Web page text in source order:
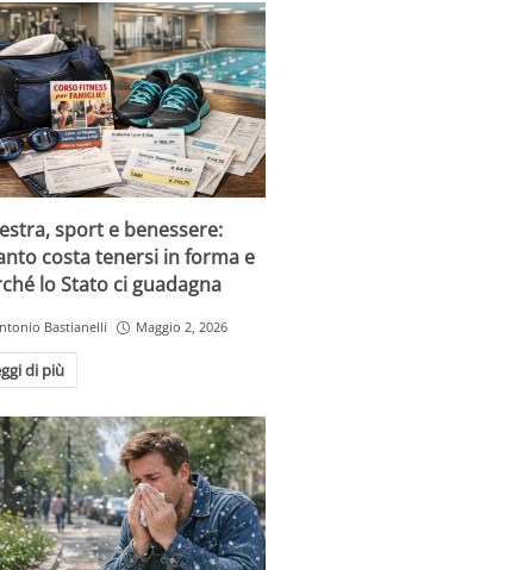
sport e benessere:
costa tenersi in forma e
lo Stato ci guadagna
Bastianelli Maggio 2, 2026
di più